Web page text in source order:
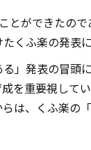
とができたの
くふ楽の発表
」発表の冒
を重要視し
は、くふ楽の